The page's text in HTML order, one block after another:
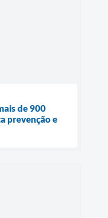
de 900
prevenção e